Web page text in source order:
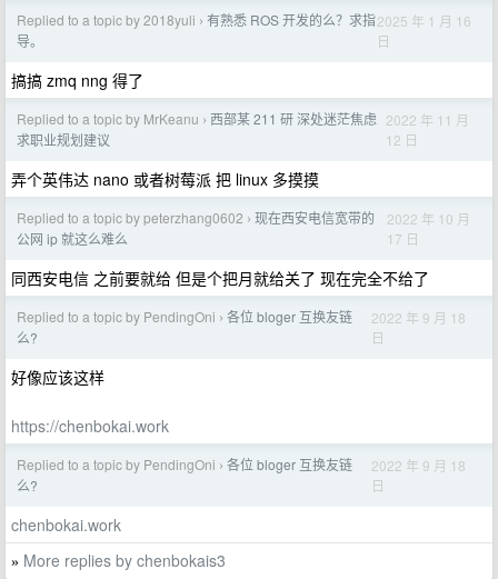
Replied to a topic by 2018yuli › 有熟悉 ROS 开发的么？求指
导。
2025 年 1 月 16
日
搞搞 zmq nng 得了
Replied to a topic by MrKeanu › 西部某 211 研 深处迷茫焦虑
求职业规划建议
2022 年 11 月
12 日
弄个英伟达 nano 或者树莓派 把 linux 多摸摸
Replied to a topic by peterzhang0602 › 现在西安电信宽带的
公网 ip 就这么难么
2022 年 10 月
17 日
同西安电信 之前要就给 但是个把月就给关了 现在完全不给了
Replied to a topic by PendingOni › 各位 bloger 互换友链
么?
2022 年 9 月 18
日
好像应该这样
https://chenbokai.work
Replied to a topic by PendingOni › 各位 bloger 互换友链
么?
2022 年 9 月 18
日
chenbokai.work
» More replies by chenbokais3